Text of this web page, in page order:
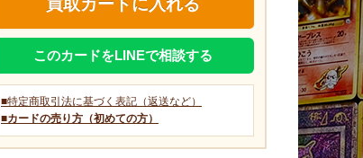
このカードをLINEで相談する
■特定商取引法に基づく表記（返送など）
■カードの売り方（初めての方）